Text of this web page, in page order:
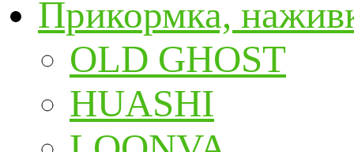
Прикормка,
OLD GHOST
HUASHI